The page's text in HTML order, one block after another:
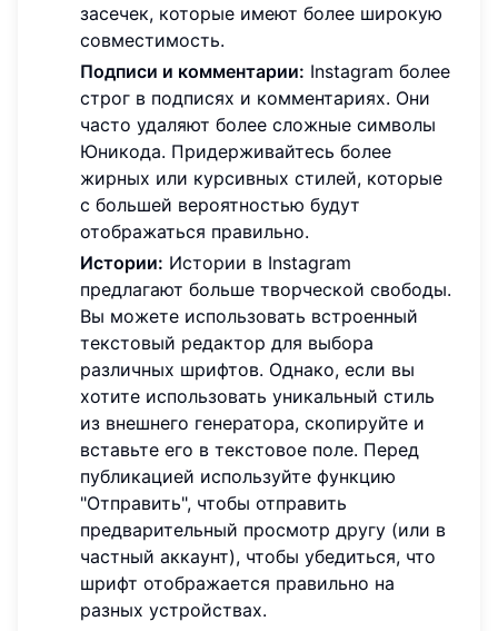
засечек, которые имеют более широкую
совместимость.
Подписи и комментарии: Instagram более
строг в подписях и комментариях. Они
часто удаляют более сложные символы
Юникода. Придерживайтесь более
жирных или курсивных стилей, которые
с большей вероятностью будут
отображаться правильно.
Истории: Истории в Instagram
предлагают больше творческой свободы.
Вы можете использовать встроенный
текстовый редактор для выбора
различных шрифтов. Однако, если вы
хотите использовать уникальный стиль
из внешнего генератора, скопируйте и
вставьте его в текстовое поле. Перед
публикацией используйте функцию
"Отправить", чтобы отправить
предварительный просмотр другу (или в
частный аккаунт), чтобы убедиться, что
шрифт отображается правильно на
разных устройствах.